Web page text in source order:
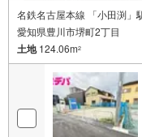
名鉄名古屋本線 「小田渕」
愛知県豊川市堺町2丁目
土地124.06m2